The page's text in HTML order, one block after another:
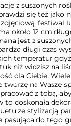
z suszonych
się też jako
zdjęciową, festiwal
około 12 cm
jest z
długi czas
temperatur
niż widzisz na
dla Ciebie.
na Wasze
z tobą,
to doskonała
ze stylizacją
pasująca do tego